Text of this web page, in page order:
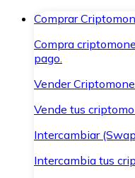
Comprar
Compra
pago.
Vender
Vende tus
Intercambiar
Intercambia tus